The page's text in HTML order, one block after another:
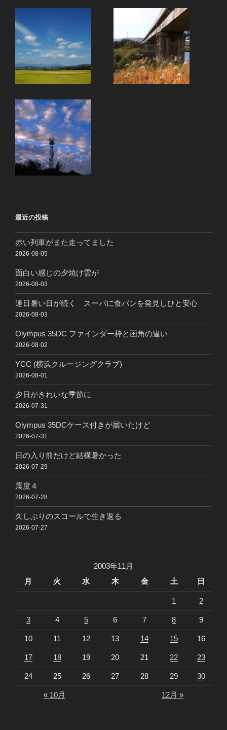
最近の投稿
赤い列車がまた走ってました
2026-08-05
面白い感じの夕焼け雲が
2026-08-03
連日暑い日が続く スーパに食パンを発見しひと安心
2026-08-03
Olympus 35DC ファインダー枠と画角の違い
2026-08-02
YCC (横浜クルージングクラブ)
2026-08-01
夕日がきれいな季節に
2026-07-31
Olympus 35DCケース付きが届いたけど
2026-07-31
日の入り前だけど結構暑かった
2026-07-29
震度４
2026-07-28
久しぶりのスコールで生き返る
2026-07-27
2003年11月
月
火 水 木 金 土 日
1 2
3 4 5 6 7 8 9
10 11 12 13 14 15 16
17 18 19 20 21 22 23
24 25 26 27 28 29 30
« 10月 12月 »